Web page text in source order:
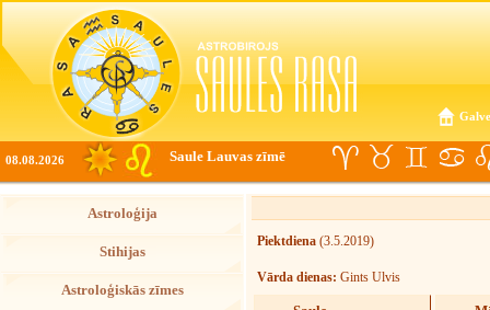
08.08.2026 Saule Lauvas zīmē
Astroloģija
Stihijas
Astroloģiskās zīmes
Piektdiena (3.5.2019)
Vārda dienas: Gints Ulvis